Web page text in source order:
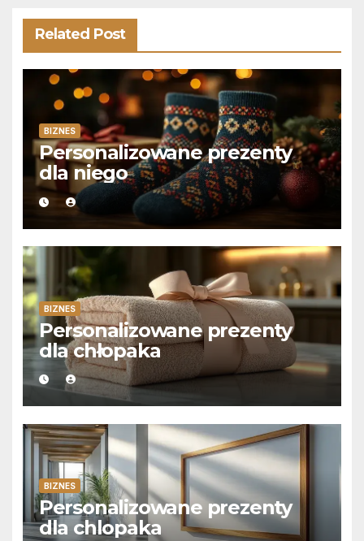
Related Post
BIZNES
Personalizowane prezenty
dla niego
BIZNES
Personalizowane prezenty
dla chłopaka
BIZNES
Personalizowane prezenty
dla chlopaka